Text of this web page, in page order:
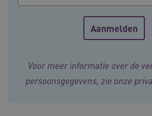
Voor meer informatie over de
persoonsgegevens, zie onze
BCSessionID